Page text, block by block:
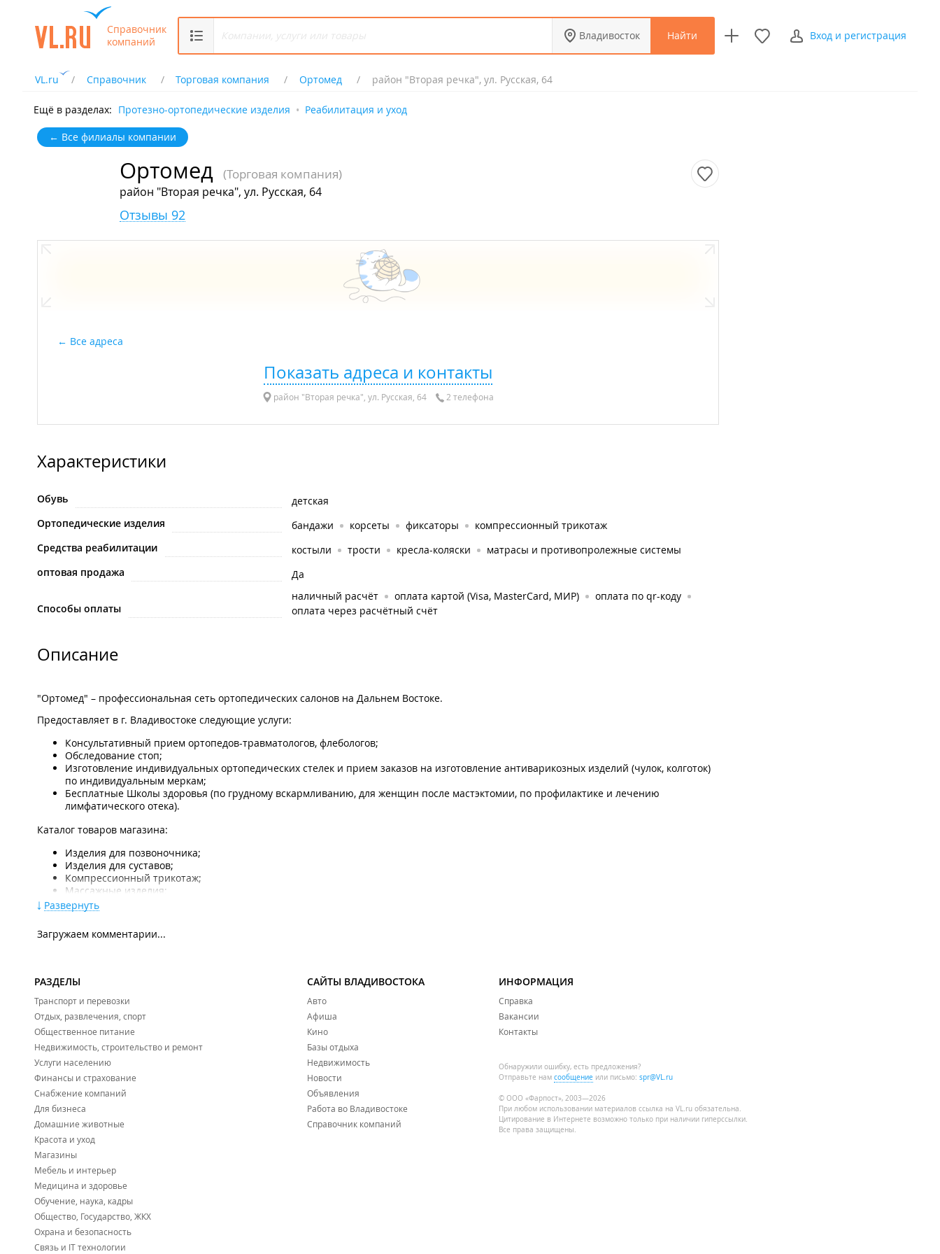
Справочник
компаний
Владивосток Найти Вход и регистрация
VL.ru Справочник Торговая компания Ортомед район "Вторая речка", ул. Русская, 64
Ещё в разделах: Протезно-ортопедические изделия Реабилитация и уход
← Все филиалы компании
Ортомед (Торговая компания)
район "Вторая речка", ул. Русская, 64
Отзывы 92
Все адреса
Показать адреса и контакты
район "Вторая речка", ул. Русская, 64 2 телефона
Характеристики
Обувь
детская
Ортопедические изделия
бандажи корсеты фиксаторы
компрессионный трикотаж
Средства реабилитации
костыли трости кресла-коляски
матрасы и противопролежные системы
оптовая продажа
Да
Способы оплаты
наличный расчёт оплата картой (Visa, MasterCard, МИР)
оплата по qr-коду
оплата через расчётный счёт
Описание
"Ортомед" – профессиональная сеть ортопедических салонов на Дальнем Востоке.
Предоставляет в г. Владивостоке следующие услуги:
Консультативный прием ортопедов-травматологов, флебологов;
Обследование стоп;
Изготовление индивидуальных ортопедических стелек и прием заказов на изготовление антиварикозных изделий (чулок, колготок)
по индивидуальным меркам;
Бесплатные Школы здоровья (по грудному вскармливанию, для женщин после мастэктомии, по профилактике и лечению
лимфатического отека).
Каталог товаров магазина:
Изделия для позвоночника;
Изделия для суставов;
Компрессионный трикотаж;
Массажные изделия;
Медицинские бандажи;
Изделия для реабилитации женщин после мастэктомии (протезы, специальное белье, купальники);
Ортопедические изделия для стопы;
Ортопедические стельки и др.
Действуют акции и льготы.
Лицензия ЛО-25-01-001793.
ИП Наумова А. А.
Развернуть
Загружаем комментарии...
РАЗДЕЛЫ
Транспорт и перевозки
Отдых, развлечения, спорт
Общественное питание
Недвижимость, строительство и ремонт
Услуги населению
Финансы и страхование
Снабжение компаний
Для бизнеса
Домашние животные
Красота и уход
Магазины
Мебель и интерьер
Медицина и здоровье
Обучение, наука, кадры
Общество, Государство, ЖКХ
Охрана и безопасность
Связь и IT технологии
САЙТЫ ВЛАДИВОСТОКА
Авто
Афиша
Кино
Базы отдыха
Недвижимость
Новости
Объявления
Работа во Владивостоке
Справочник компаний
ИНФОРМАЦИЯ
Справка
Вакансии
Контакты
Обнаружили ошибку, есть предложения?
Отправьте нам сообщение или письмо: spr@VL.ru
© ООО «Фарпост», 2003—2026
При любом использовании материалов ссылка на VL.ru обязательна.
Цитирование в Интернете возможно только при наличии гиперссылки.
Все права защищены.